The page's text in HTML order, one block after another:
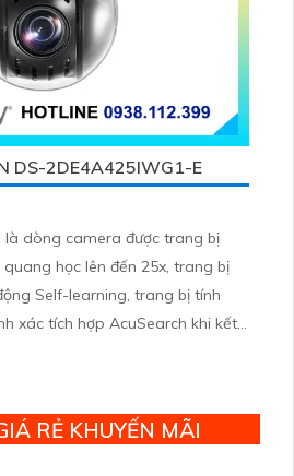
DS-2DE4A425IWG1-E
là dòng camera được trang bị
học lên đến 25x, trang bị
Self-learning, trang bị tính
xác tích hợp AcuSearch khi kết
RẺ KHUYẾN MÃI